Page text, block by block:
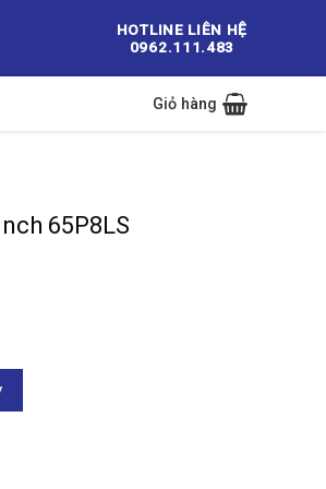
HOTLINE LIÊN HỆ
0962.111.483
Giỏ hàng
65P8LS